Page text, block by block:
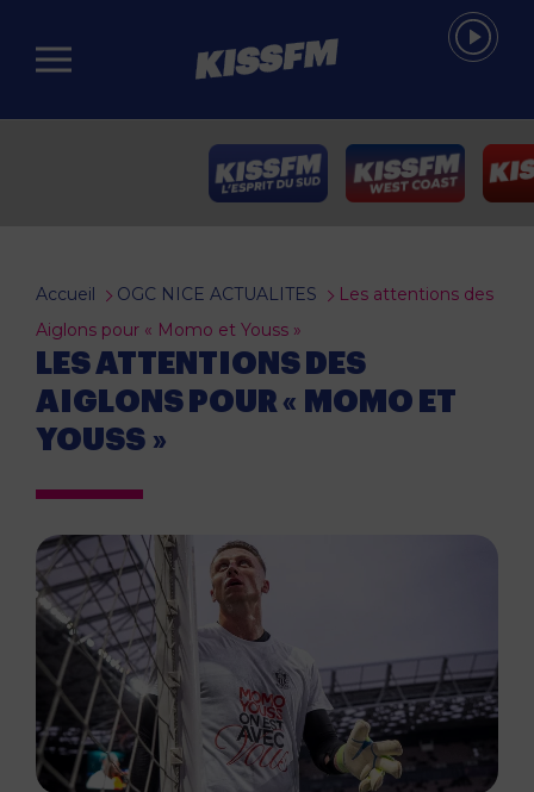
Passer au contenu principal
Accueil OGC NICE ACTUALITES
Les attentions des
Aiglons pour « Momo et Youss »
LES ATTENTIONS DES
AIGLONS POUR « MOMO ET
YOUSS »